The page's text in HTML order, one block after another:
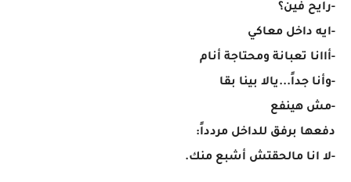
-رايح فين؟
-ايه داخل معاكي
-أاانا تعبانة ومحتاجة أنام
-وأنا جداً...يالا بينا بقا
-مش هينفع
دفعها برفق للداخل مردداً:
-لا انا مالحقتش أشبع منك.